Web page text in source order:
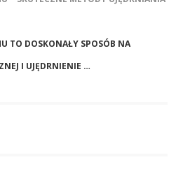
TO DOSKONAŁY SPOSÓB NA
I UJĘDRNIENIE …